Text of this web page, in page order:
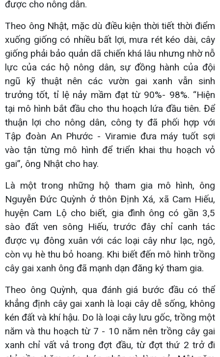
được cho nông dân.
Theo ông Nhật, mặc dù điều kiện thời tiết thời điểm
xuống giống có nhiều bất lợi, mưa rét kéo dài, cây
giống phải bảo quản dã chiến khá lâu nhưng nhờ nỗ
lực của các hộ nông dân, sự đồng hành của đội
ngũ kỹ thuật nên các vườn gai xanh vẫn sinh
trưởng tốt, tỉ lệ nảy mầm đạt từ 90%- 98%. “Hiện
tại mô hình bắt đầu cho thu hoạch lứa đầu tiên. Để
thuận lợi cho nông dân, công ty đã phối hợp với
Tập đoàn An Phước - Viramie đưa máy tuốt sợi
vào tận từng mô hình để triển khai thu hoạch vỏ
gai”, ông Nhật cho hay.
Là một trong những hộ tham gia mô hình, ông
Nguyễn Đức Quỳnh ở thôn Định Xá, xã Cam Hiếu,
huyện Cam Lộ cho biết, gia đình ông có gần 3,5
sào đất ven sông Hiếu, trước đây chỉ canh tác
được vụ đông xuân với các loại cây như lạc, ngô,
còn vụ hè thu bỏ hoang. Khi biết đến mô hình trồng
cây gai xanh ông đã mạnh dạn đăng ký tham gia.
Theo ông Quỳnh, qua đánh giá bước đầu có thể
khẳng định cây gai xanh là loại cây dễ sống, không
kén đất và khí hậu. Do là loại cây lưu gốc, trồng một
năm và thu hoạch từ 7 - 10 năm nên trồng cây gai
xanh chỉ vất vả trong đợt đầu, từ đợt thứ 2 trở đi